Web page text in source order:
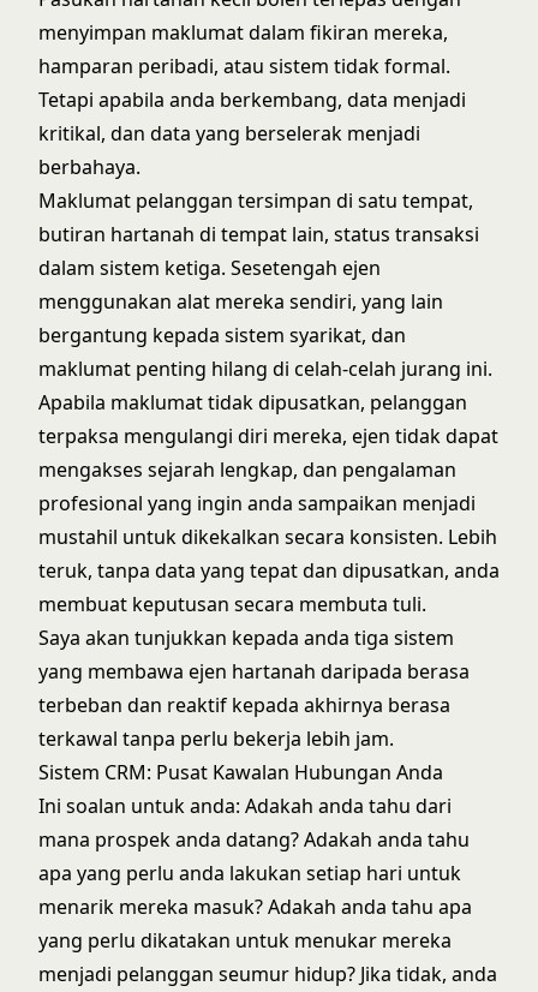
menyimpan maklumat dalam fikiran mereka,
hamparan peribadi, atau sistem tidak formal.
Tetapi apabila anda berkembang, data menjadi
kritikal, dan data yang berselerak menjadi
berbahaya.
Maklumat pelanggan tersimpan di satu tempat,
butiran hartanah di tempat lain, status transaksi
dalam sistem ketiga. Sesetengah ejen
menggunakan alat mereka sendiri, yang lain
bergantung kepada sistem syarikat, dan
maklumat penting hilang di celah-celah jurang ini.
Apabila maklumat tidak dipusatkan, pelanggan
terpaksa mengulangi diri mereka, ejen tidak dapat
mengakses sejarah lengkap, dan pengalaman
profesional yang ingin anda sampaikan menjadi
mustahil untuk dikekalkan secara konsisten. Lebih
teruk, tanpa data yang tepat dan dipusatkan, anda
membuat keputusan secara membuta tuli.
Saya akan tunjukkan kepada anda tiga sistem
yang membawa ejen hartanah daripada berasa
terbeban dan reaktif kepada akhirnya berasa
terkawal tanpa perlu bekerja lebih jam.
Sistem CRM: Pusat Kawalan Hubungan Anda
Ini soalan untuk anda: Adakah anda tahu dari
mana prospek anda datang? Adakah anda tahu
apa yang perlu anda lakukan setiap hari untuk
menarik mereka masuk? Adakah anda tahu apa
yang perlu dikatakan untuk menukar mereka
menjadi pelanggan seumur hidup? Jika tidak, anda